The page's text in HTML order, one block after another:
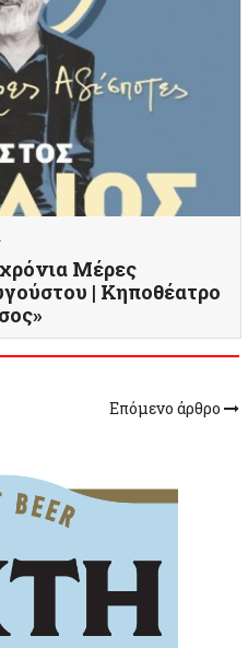
Μέρες
| Κηποθέατρο
Επόμενο άρθρο